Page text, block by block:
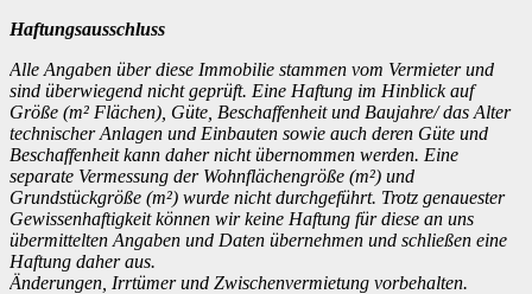
Haftungsausschluss
Alle Angaben über diese Immobilie stammen vom Vermieter und
sind überwiegend nicht geprüft. Eine Haftung im Hinblick auf
Größe (m² Flächen), Güte, Beschaffenheit und Baujahre/ das Alter
technischer Anlagen und Einbauten sowie auch deren Güte und
Beschaffenheit kann daher nicht übernommen werden. Eine
separate Vermessung der Wohnflächengröße (m²) und
Grundstückgröße (m²) wurde nicht durchgeführt. Trotz genauester
Gewissenhaftigkeit können wir keine Haftung für diese an uns
übermittelten Angaben und Daten übernehmen und schließen eine
Haftung daher aus.
Änderungen, Irrtümer und Zwischenvermietung vorbehalten.